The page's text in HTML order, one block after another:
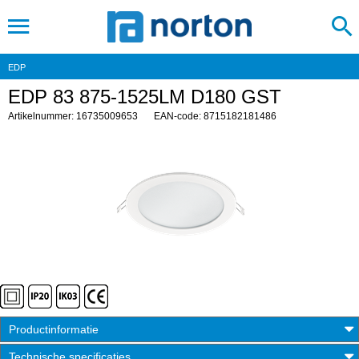
EDP
EDP 83 875-1525LM D180 GST
Artikelnummer: 16735009653 EAN-code: 8715182181486
Productinformatie